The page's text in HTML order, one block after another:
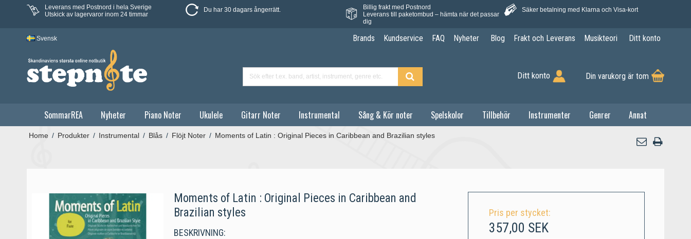
Leverans med Postnord i hela Sverige
Utskick av lagervaror inom 24 timmar
Du har 30 dagars ångerrätt.
Billig frakt med Postnord
Leverans till paketombud – hämta när det passar
dig
Säker betalning med Klarna och Visa-kort
Svensk Brands Kundservice FAQ Nyheter Blog Frakt och Leverans Musikteori Ditt konto
Ditt konto Din varukorg är tom
SommarREA Nyheter Piano Noter Ukulele Gitarr Noter Instrumental Sång & Kör noter Spelskolor Tillbehör Instrumenter Genrer Annat
Home / Produkter / Instrumental / Blås / Flöjt Noter / Moments of Latin : Original Pieces in Caribbean and Brazilian styles
Moments of Latin : Original Pieces in Caribbean and
Brazilian styles
BESKRIVNING:
Pris per stycket:
357,00 SEK